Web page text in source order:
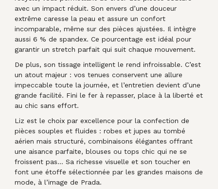
avec un impact réduit. Son envers d’une douceur
extrême caresse la peau et assure un confort
incomparable, même sur des pièces ajustées. Il intègre
aussi 6 % de spandex. Ce pourcentage est idéal pour
garantir un stretch parfait qui suit chaque mouvement.
De plus, son tissage intelligent le rend infroissable. C’est
un atout majeur : vos tenues conservent une allure
impeccable toute la journée, et l’entretien devient d’une
grande facilité. Fini le fer à repasser, place à la liberté et
au chic sans effort.
Liz est le choix par excellence pour la confection de
pièces souples et fluides : robes et jupes au tombé
aérien mais structuré, combinaisons élégantes offrant
une aisance parfaite, blouses ou tops chic qui ne se
froissent pas… Sa richesse visuelle et son toucher en
font une étoffe sélectionnée par les grandes maisons de
mode, à l’image de Prada.